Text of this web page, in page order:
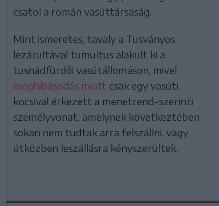
csatol a román vasúttársaság.
Mint ismeretes, tavaly a Tusványos
lezárultával tumultus alakult ki a
tusnádfürdői vasútállomáson, mivel
meghibásodás miatt csak egy vasúti
kocsival érkezett a menetrend-szerinti
személyvonat, amelynek következtében
sokan nem tudtak arra felszállni, vagy
útközben leszállásra kényszerültek.